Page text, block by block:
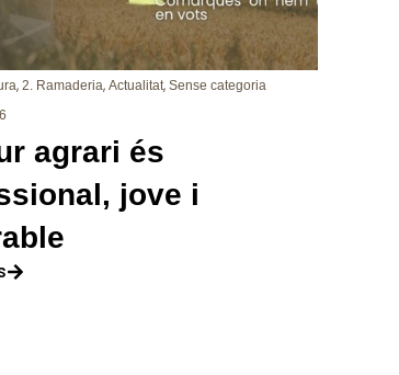
, 2. Ramaderia, Actualitat, Sense categoria
agrari és
jove i